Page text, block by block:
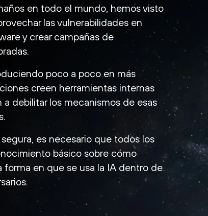
en todo el mundo, hemos visto
las vulnerabilidades en
y crear campañas de
poco a poco en más
creen herramientas internas
debilitar los mecanismos de esas
es necesario que todos los
básico sobre cómo
forma en que se usa la IA dentro de